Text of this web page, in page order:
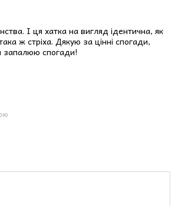
Згадайте, як бігали босоніж
у спекотний день. Смак
меду і кориці. Запах Різдва,
ромашки, чебрець — запах безмежних
наповнює груди, коли стоїш посеред
І ця хатка на вигляд ідентична, як
ж стріха. Дякую за цінні спогади,
запалюю спогади!